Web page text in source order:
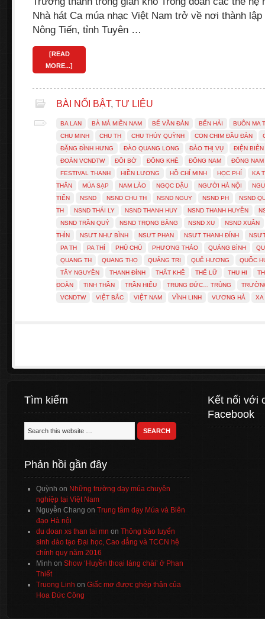
Nhà hát Ca múa nhạc Việt Nam trở về nơi thành
Nông Tiến, tỉnh Tuyên …
[READ
MORE...]
BÀI NỔI BẬT, TƯ LIỆU
BA LAN BÀ MÁ MIỀN NAM BẾ VĂN ĐÀN BẾN HẢI
BUÔN MA
CHU MINH
CHU TH CHU THÚY QUỲNH CON CHIM ĐẦU ĐÀN
ĐẶNG ĐÌNH HƯNG
ĐÀO QUANG LONG ĐÀO THỊ VỤ
ĐIỆN BIÊN
ĐOÀN VCNDTW
ĐÔI BỜ ĐÔNG KHÊ ĐÔNG NAM
ĐÔNG NAM
FESTIVAL THANH
HIỀN LƯƠNG HỒ CHÍ MINH HỌC PHÍ
KA
THÂN
MÚA SẠP NAM LÀO NGỌC DẬU NGƯỜI HÀ NỘI
TIẾN
NSND NSND CHU TH NSND NGUY NSND PH
NSND
TH
NSND THÁI LY NSND THANH HUY NSND THANH HUYỀN
NSND TRẦN QUÝ
NSND TRỌNG BẰNG NSND XU
NSND XUÂN
THÌN
NSƯT NHƯ BÌNH NSƯT PHAN NSƯT THANH ĐÍNH
PA TH
PA THÍ PHỦ CHỦ PHƯƠNG THẢO QUẢNG BÌNH
QUANG TH
QUANG THỌ QUẢNG TRỊ QUÊ HƯƠNG
QUỐC
TÂY NGUYÊN
THANH ĐÍNH THẤT KHÊ THẾ LỮ THU HI
ĐOÀN
TINH THẦN TRẦN HIẾU TRUNG ĐỨC… TRÙNG
VCNDTW
VIỆT BẮC VIỆT NAM VĨNH LINH VƯƠNG HÀ XA
Tìm kiếm
Phản hồi gần đây
Quỳnh on Những trường dạy múa chuyên
nghiệp tại Việt Nam
Nguyễn Chang on Trung tâm dạy Múa và Biên
đạo Hà nội
du doan xs than tai mn on Thông báo tuyển
sinh đào tạo Đại học, Cao đẳng và TCCN hệ
chính quy năm 2016
Minh on Show ‘Huyền thoại làng chài’ ở Phan
Thiết
Truong Linh on Giấc mơ được ghép thận của
Hoa Đức Công
Kết nối với
Facebook